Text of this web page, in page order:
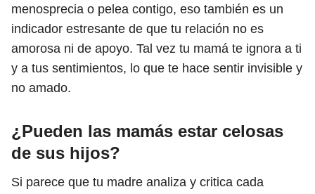
menosprecia o pelea contigo, eso también es un
indicador estresante de que tu relación no es
amorosa ni de apoyo. Tal vez tu mamá te ignora a ti
y a tus sentimientos, lo que te hace sentir invisible y
no amado.
¿Pueden las mamás estar celosas
de sus hijos?
Si parece que tu madre analiza y critica cada